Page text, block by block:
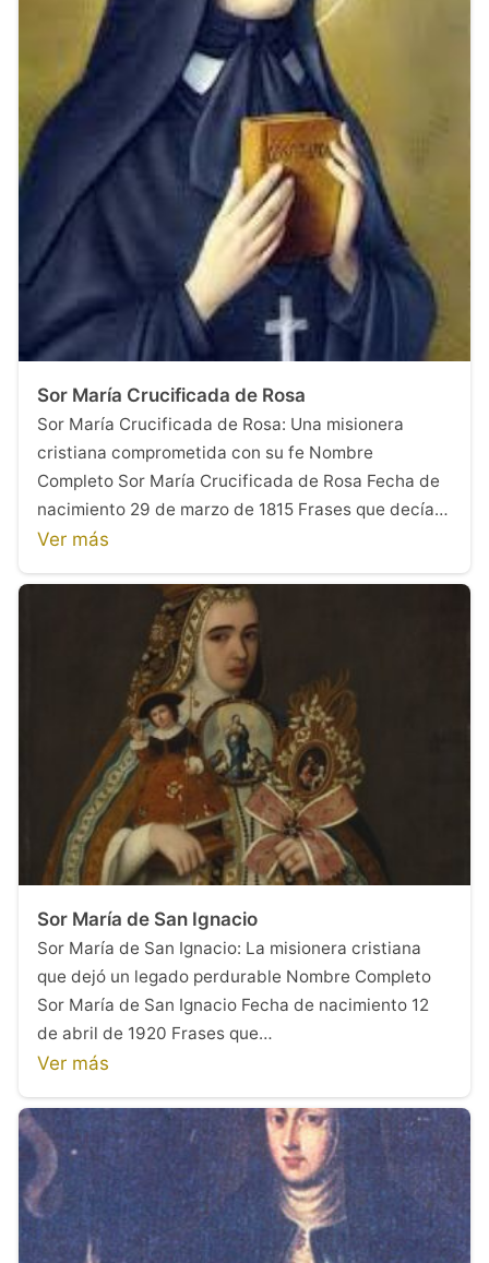
Sor María Crucificada de Rosa
Sor María Crucificada de Rosa: Una misionera
cristiana comprometida con su fe Nombre
Completo Sor María Crucificada de Rosa Fecha de
nacimiento 29 de marzo de 1815 Frases que decía…
Ver más
Sor María de San Ignacio
Sor María de San Ignacio: La misionera cristiana
que dejó un legado perdurable Nombre Completo
Sor María de San Ignacio Fecha de nacimiento 12
de abril de 1920 Frases que…
Ver más